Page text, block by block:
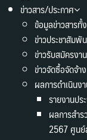
ข่าวสาร/ประกาศ
ข้อมูลข่าวสารทั้
ข่าวประชาสัมพั
ข่าวรับสมัครงาน
ข่าวจัดซื้อจัดจ้าง
ผลการดำเนินง
รายงานป
ผลการสำ
2567 ศูน